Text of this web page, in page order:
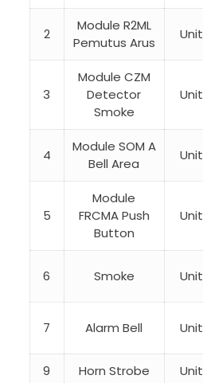
2
Module R2ML
Pemutus Arus
Unit
3
Module CZM
Detector
Smoke
Unit
4
Module SOM A
Bell Area
Unit
5
Module
FRCMA Push
Button
Unit
6 Smoke Unit
7 Alarm Bell Unit
9 Horn Strobe Unit